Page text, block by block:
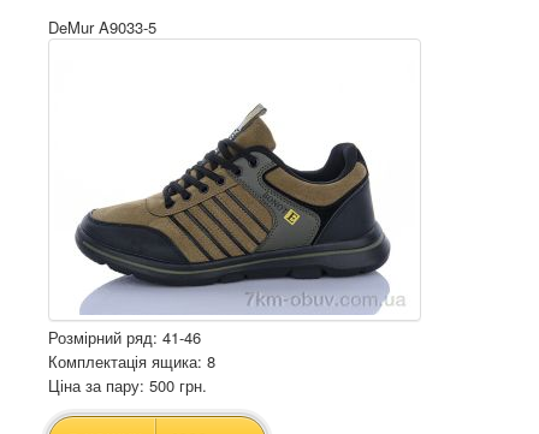
DeMur A9033-5
Розмірний ряд: 41-46
Комплектація ящика: 8
Ціна за пару: 500 грн.